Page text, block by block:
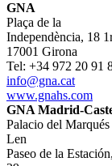
GNA
Plaça de la
Independència, 18
17001 Girona
Tel: +34 972 20 91
info@gna.cat
www.gnahs.com
GNA Madrid-
Palacio del Marqués
Len
Paseo de la